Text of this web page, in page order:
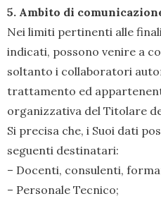
5. Ambito di
Nei limiti pertinenti alle
indicati, possono venire a
soltanto i collaboratori
trattamento ed
organizzativa del Titolare
Si precisa che, i Suoi dati
seguenti destinatari:
– Docenti, consulenti,
– Personale Tecnico;